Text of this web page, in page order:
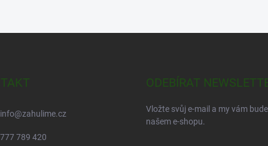
info@zahulime.cz
777 789 420
ODEBÍRAT
Vložte svůj e-mail a my vám
našem e-shopu.